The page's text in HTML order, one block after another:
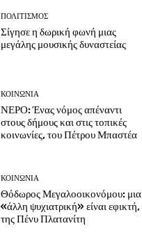
ΠΟΛΙΤΙΣΜΟΣ
Σίγησε η δωρική φωνή μιας
μεγάλης μουσικής δυναστείας
ΚΟΙΝΩΝΙΑ
ΝΕΡΟ: Ένας νόμος απέναντι
στους δήμους και στις τοπικές
κοινωνίες, του Πέτρου Μπαστέα
ΚΟΙΝΩΝΙΑ
Θόδωρος Μεγαλοοικονόμου: μια
«άλλη ψυχιατρική» είναι εφικτή,
της Πένυ Πλατανίτη